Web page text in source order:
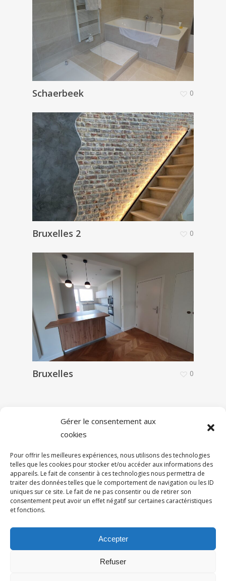
Gérer le consentement aux
cookies
Pour offrir les meilleures expériences, nous utilisons des technologies
telles que les cookies pour stocker et/ou accéder aux informations des
appareils. Le fait de consentir à ces technologies nous permettra de
traiter des données telles que le comportement de navigation ou les ID
uniques sur ce site. Le fait de ne pas consentir ou de retirer son
consentement peut avoir un effet négatif sur certaines caractéristiques
et fonctions.
Accepter
Refuser
Schaerbeek 0
Bruxelles 2 0
Bruxelles 0
Cookies
Politique de confidentialité